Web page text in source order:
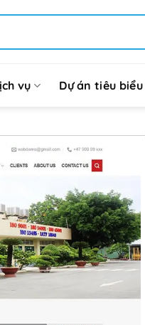
vụ Dự án tiêu biểu